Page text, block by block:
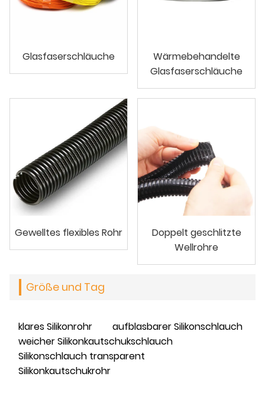
Glasfaserschläuche
Wärmebehandelte
Glasfaserschläuche
Gewelltes flexibles Rohr
Doppelt geschlitzte
Wellrohre
Größe und Tag
klares Silikonrohr
aufblasbarer Silikonschlauch
weicher Silikonkautschukschlauch
Silikonschlauch transparent
Silikonkautschukrohr